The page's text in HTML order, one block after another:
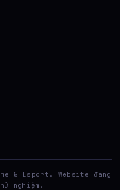
& Esport. Website đang
nghiệm.